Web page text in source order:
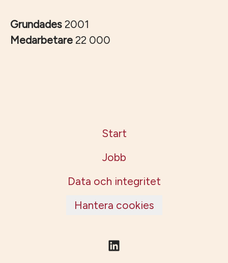
Grundades 2001
Medarbetare 22 000
Start
Jobb
Data och integritet
Hantera cookies